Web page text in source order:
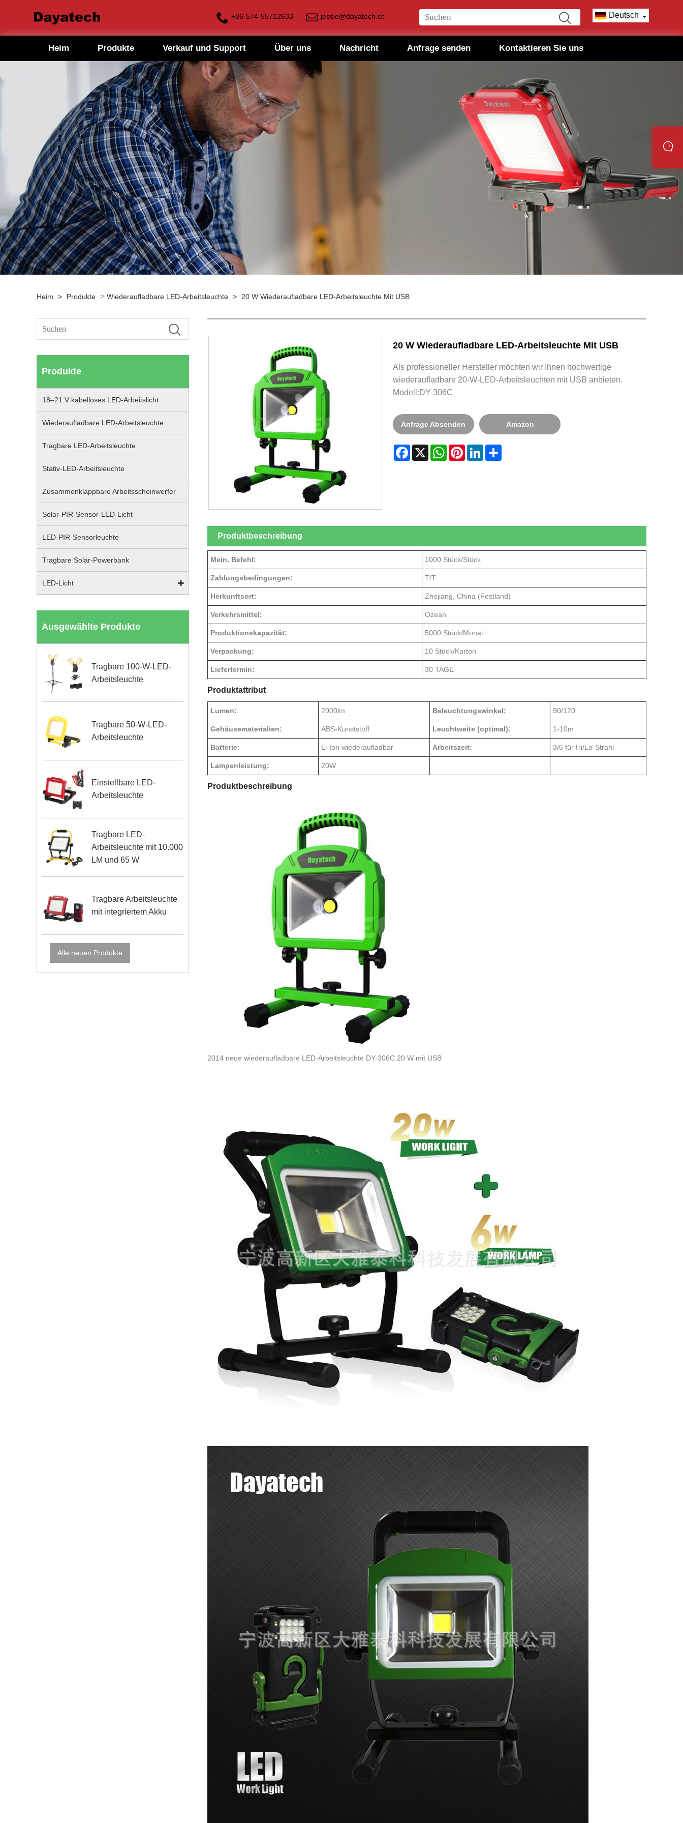
+86-574-55712633 jessie@dayatech.cc Deutsch
Heim Produkte Verkauf und Support Über uns Nachricht Anfrage senden Kontaktieren Sie uns
Heim > Produkte > Wiederaufladbare LED-Arbeitsleuchte > 20 W Wiederaufladbare LED-Arbeitsleuchte Mit USB
Produkte
18–21 V kabelloses LED-Arbeitslicht
Wiederaufladbare LED-Arbeitsleuchte
Tragbare LED-Arbeitsleuchte
Stativ-LED-Arbeitsleuchte
Zusammenklappbare Arbeitsscheinwerfer
Solar-PIR-Sensor-LED-Licht
LED-PIR-Sensorleuchte
Tragbare Solar-Powerbank
LED-Licht
Ausgewählte Produkte
Tragbare 100-W-LED-
Arbeitsleuchte
Tragbare 50-W-LED-
Arbeitsleuchte
Einstellbare LED-
Arbeitsleuchte
Tragbare LED-
Arbeitsleuchte mit 10.000
LM und 65 W
Tragbare Arbeitsleuchte
mit integriertem Akku
Alle neuen Produkte
20 W Wiederaufladbare LED-Arbeitsleuchte Mit USB
Als professioneller Hersteller möchten wir Ihnen hochwertige
wiederaufladbare 20-W-LED-Arbeitsleuchten mit USB anbieten.
Modell:DY-306C
Anfrage Absenden Amazon
Facebook
X WhatsApp
PinterestLinkedInShare
Produktbeschreibung
Mein. Befehl: 1000 Stück/Stück
Zahlungsbedingungen: T/T
Herkunftsort: Zhejiang, China (Festland)
Verkehrsmittel: Ozean
Produktionskapazität: 5000 Stück/Monat
Verpackung: 10 Stück/Karton
Liefertermin: 30 TAGE
Produktattribut
Lumen: 2000lm Beleuchtungswinkel: 90/120
Gehäusematerialien: ABS-Kunststoff Leuchtweite (optimal): 1-10m
Batterie: Li-Ion wiederaufladbar Arbeitszeit: 3/6 für Hi/Lo-Strahl
Lampenleistung: 20W
Produktbeschreibung
2014 neue wiederaufladbare LED-Arbeitsleuchte DY-306C 20 W mit USB